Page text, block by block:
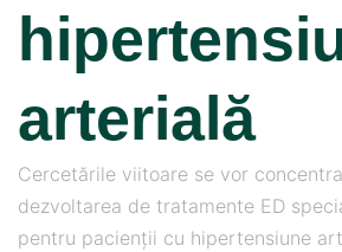
arterială
Cercetările viitoare se vor
dezvoltarea de tratamente ED
pentru pacienții cu hipertensiune